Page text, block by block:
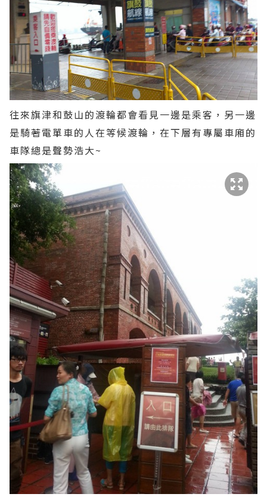
往來旗津和鼓山的渡輪都會看見一邊是乘客，另一邊
是騎著電單車的人在等候渡輪，在下層有專屬車廂的
車隊總是聲勢浩大~